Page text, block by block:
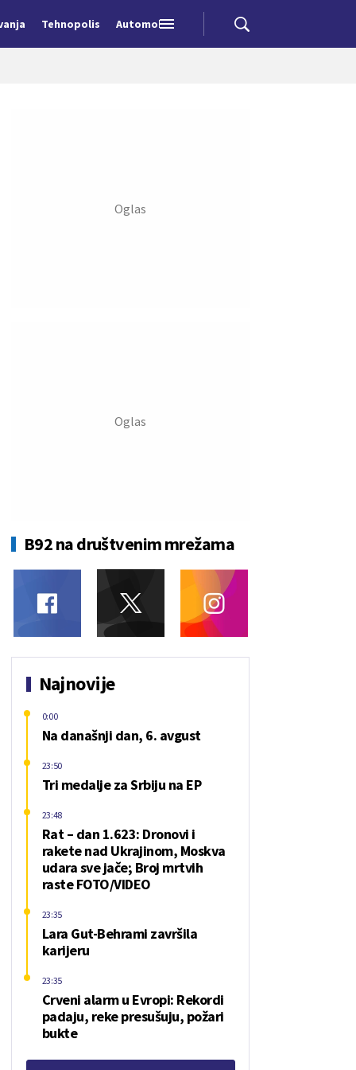
Tehnopolis Automobili
B92 na društvenim mrežama
Najnovije
Na današnji dan, 6. avgust
0:00
Tri medalje za Srbiju na EP
23:50
Rat – dan 1.623: Dronovi i
rakete nad Ukrajinom, Moskva
udara sve jače; Broj mrtvih
raste FOTO/VIDEO
23:48
Lara Gut-Behrami završila
karijeru
23:35
Crveni alarm u Evropi: Rekordi
padaju, reke presušuju, požari
bukte
23:35